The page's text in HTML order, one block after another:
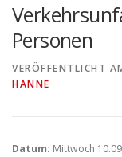
Personen
VERÖFFENTLICHT
HANNE
Datum: Mittwoch